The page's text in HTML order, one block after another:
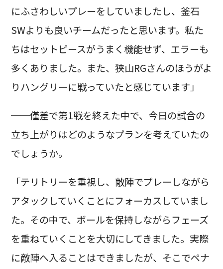
にふさわしいプレーをしていましたし、釜石
SWよりも良いチームだったと思います。私た
ちはセットピースがうまく機能せず、エラーも
多くありました。また、狭山RGさんのほうがよ
りハングリーに戦っていたと感じています」
──僅差で第1戦を終えた中で、今日の試合の
立ち上がりはどのようなプランを考えていたの
でしょうか。
「テリトリーを重視し、敵陣でプレーしながら
アタックしていくことにフォーカスしていまし
た。その中で、ボールを保持しながらフェーズ
を重ねていくことを大切にしてきました。実際
に敵陣へ入ることはできましたが、そこでペナ